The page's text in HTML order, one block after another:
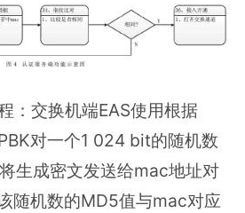
：交换机端EAS使用根据
对一个1 024 bit的随机数
生成密文发送给mac地址对
随机数的MD5值与mac对应